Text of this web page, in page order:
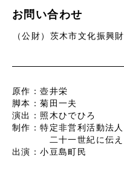
お問い合わせ
（公財）茨木市文化振
原作：壺井栄
脚本：菊田一夫
演出：照木ひでひろ
制作：特定非営利活動法
二十一世紀に伝え
出演：小豆島町民